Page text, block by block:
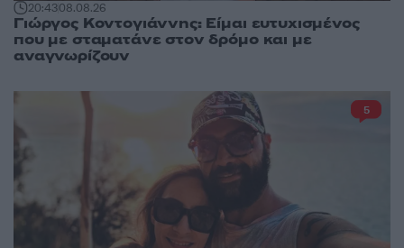
20:4308.08.26
Γιώργος Κοντογιάννης: Είμαι ευτυχισμένος
που με σταματάνε στον δρόμο και με
αναγνωρίζουν
5